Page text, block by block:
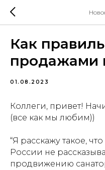
Как
продажами
01.08.2023
Коллеги, привет!
(все как мы любим))
“Я расскажу такое,
России не
продвижению